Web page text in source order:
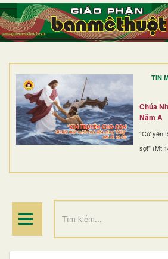
TIN
Chúa
Năm A
“Cứ yên
sợ!” (Mt
TRANG NHẤT
GIỚI THIỆU
DÒNG TU
BAN MỤC VỤ
ĐOÀN THỂ CG
ĐIỂM HÀNH HƯƠNG